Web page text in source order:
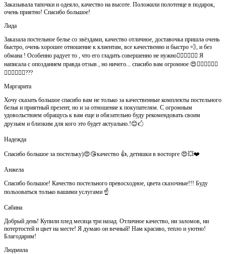
Заказывала тапочки и одеяло, качество на высоте. Положили полотенце в подарок,
очень приятно! Спасибо большое!
Лида
Заказала постельное белье со звёздами, качество отличное, доставочка пришла очень
быстро, очень хорошее отношение к клиентам, все качественно и быстро 💨, и без
обмана ! Особенно радует то , что его гладить совершенно не нужно👍🏻👍🏻🙈😄 Я
написала с опозданием правда отзыв , но ничего... спасибо вам огромное 😍👍🏻👍🏻👏🏻
👌🏻👌🏻👌🏻???
Маргарита
Хочу сказать большое спасибо вам не только за качественные комплекты постельного
белья и приятный презент, но и за отношение к покупателям. С огромным
удовольствием обращусь к вам еще и обязательно буду рекомендовать своим
друзьям и близким для кого это будет актуально.!😊🖒
Надежда
Спасибо большое за постельку)😍😘качество 👍, детишки в восторге 😍💥❤️
Анжела
Спасибо большое! Качество постельного превосходное, цвета сказочные!!! Буду
пользоваться только вашими услугами ☝️
Сабина
Добрый день! Купили плед месяца три назад. Отличное качество, ни заломов, ни
потертостей и цвет на месте! Я думаю он вечный! Нам красиво, тепло и уютно!
Благодарим!
Людмила